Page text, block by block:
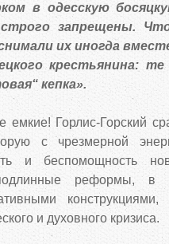
в одесскую
запрещены.
их иногда
крестьянина:
кепка».
емкие! Горлис-Горский
с чрезмерной
и беспомощность
реформы, в
и духовного кризиса.